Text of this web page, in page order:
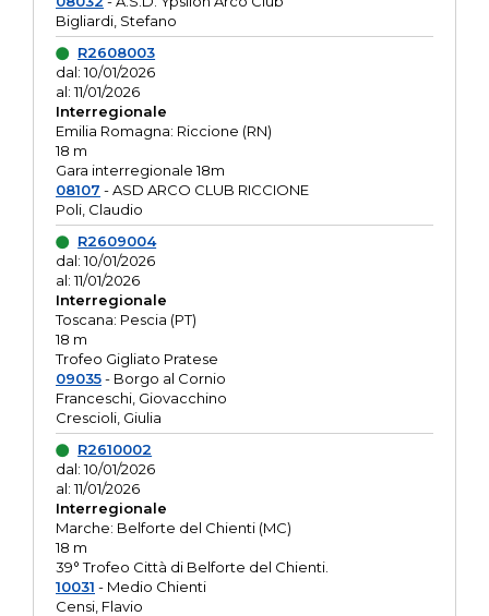
Bigliardi, Stefano
R2608003
dal: 10/01/2026
al: 11/01/2026
Interregionale
Emilia Romagna: Riccione (RN)
18 m
Gara interregionale 18m
08107 - ASD ARCO CLUB RICCIONE
Poli, Claudio
R2609004
dal: 10/01/2026
al: 11/01/2026
Interregionale
Toscana: Pescia (PT)
18 m
Trofeo Gigliato Pratese
09035- Borgo al Cornio
Franceschi, Giovacchino
Crescioli, Giulia
R2610002
dal: 10/01/2026
al: 11/01/2026
Interregionale
Marche: Belforte del Chienti (MC)
18 m
39° Trofeo Città di Belforte del Chienti.
10031 - Medio Chienti
Censi, Flavio